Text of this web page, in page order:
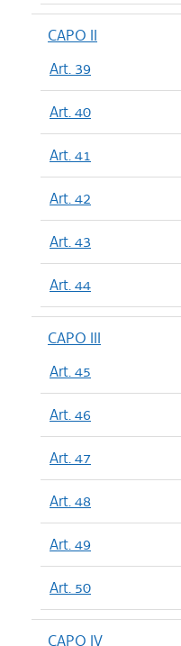
CAPO II
Art. 39
Art. 40
Art. 41
Art. 42
Art. 43
Art. 44
CAPO III
Art. 45
Art. 46
Art. 47
Art. 48
Art. 49
Art. 50
CAPO IV